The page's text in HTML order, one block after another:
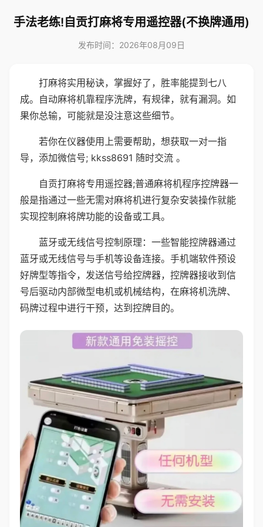
手法老练!自贡打麻将专用遥控器(不换牌通用)
发布时间：2026年08月09日
打麻将实用秘诀，掌握好了，胜率能提到七八
成。自动麻将机靠程序洗牌，有规律，就有漏洞。如
果你总输，可能就是没注意这些细节。
若你在仪器使用上需要帮助，想获取一对一指
导，添加微信号; kkss8691 随时交流 。
自贡打麻将专用遥控器;普通麻将机程序控牌器一
般是指通过一些无需对麻将机进行复杂安装操作就能
实现控制麻将牌功能的设备或工具。
蓝牙或无线信号控制原理：一些智能控牌器通过
蓝牙或无线信号与手机等设备连接。手机端软件预设
好牌型等指令，发送信号给控牌器，控牌器接收到信
号后驱动内部微型电机或机械结构，在麻将机洗牌、
码牌过程中进行干预，达到控牌目的。